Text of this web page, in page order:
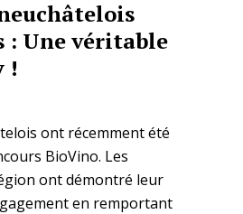
: Une véritable
!
ont récemment été
BioVino. Les
ont démontré leur
en remportant